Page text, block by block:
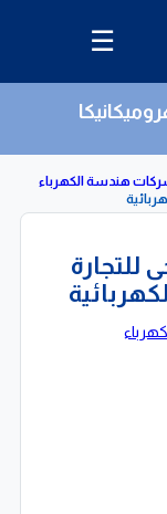
☰
هندسة الكهرباء
للتجارة